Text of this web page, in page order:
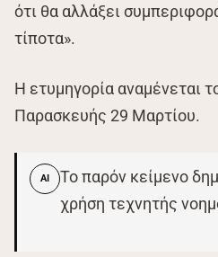
ότι θα αλλάξει
τίποτα».
Η ετυμηγορία αναμένεται
Παρασκευής 29 Μαρτίου.
AI
Το παρόν κείμενο
χρήση τεχνητής